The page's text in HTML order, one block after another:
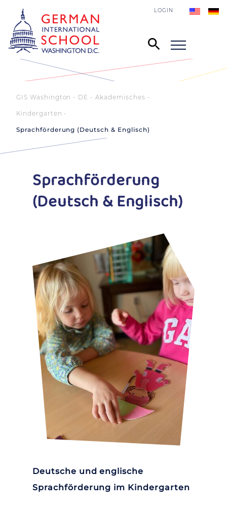
LOGIN
GIS Washington - DE Akademisches
Kindergarten
Sprachförderung (Deutsch & Englisch)
Sprachförderung
(Deutsch & Englisch)
Deutsche und englische
Sprachförderung im Kindergarten